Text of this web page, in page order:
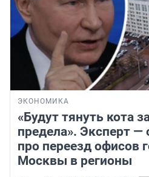
ЭКОНОМИКА
«Будут тянуть кота
предела». Эксперт —
про переезд офисов
Москвы в регионы